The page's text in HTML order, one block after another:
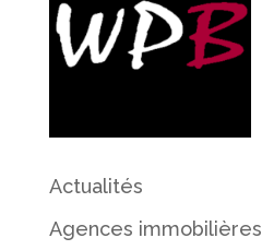
Actualités
Agences immobilières